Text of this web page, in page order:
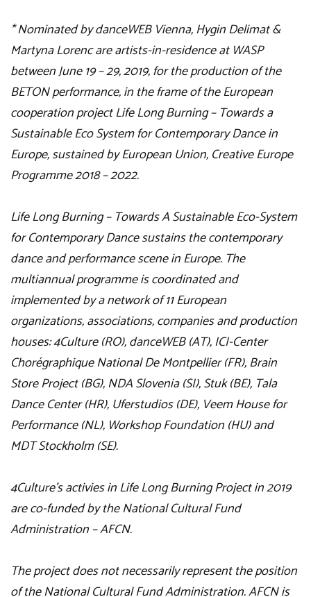
* Nominated by danceWEB Vienna, Hygin Delimat &
Martyna Lorenc are artists-in-residence at WASP
between June 19 – 29, 2019, for the production of the
BETON performance, in the frame of the European
cooperation project Life Long Burning – Towards a
Sustainable Eco System for Contemporary Dance in
Europe, sustained by European Union, Creative Europe
Programme 2018 – 2022.
Life Long Burning – Towards A Sustainable Eco-System
for Contemporary Dance sustains the contemporary
dance and performance scene in Europe. The
multiannual programme is coordinated and
implemented by a network of 11 European
organizations, associations, companies and production
houses: 4Culture (RO), danceWEB (AT), ICI-Center
Chorégraphique National De Montpellier (FR), Brain
Store Project (BG), NDA Slovenia (SI), Stuk (BE), Tala
Dance Center (HR), Uferstudios (DE), Veem House for
Performance (NL), Workshop Foundation (HU) and
MDT Stockholm (SE).
4Culture’s activies in Life Long Burning Project in 2019
are co-funded by the National Cultural Fund
Administration – AFCN.
The project does not necessarily represent the position
of the National Cultural Fund Administration. AFCN is